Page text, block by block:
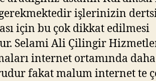
gerekmektedir işlerinizin
için bu çok dikkat edilmesi
Selami Ali Çilingir
internet ortamında
fakat malum internet te